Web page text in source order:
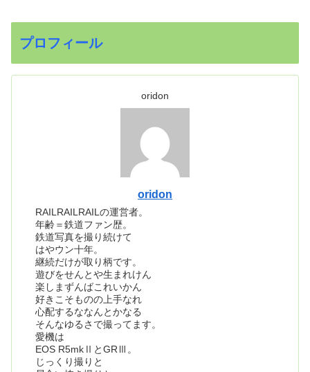
プロフィール
oridon
oridon
RAILRAILRAILの運営者。
年齢＝鉄道ファン歴。
鉄道写真を撮り続けて
はやウン十年。
継続だけが取り柄です。
遊びをせんとや生まれけん
楽しまずんばこれいかん
好きこそものの上手なれ
心配するななんとかなる
そんなゆるさで撮ってます。
愛機は
EOS R5mkⅡとGRⅢ。
じっくり撮りと